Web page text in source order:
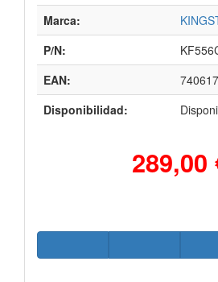
Marca:
P/N:
EAN:
Disponibilidad:
289,00